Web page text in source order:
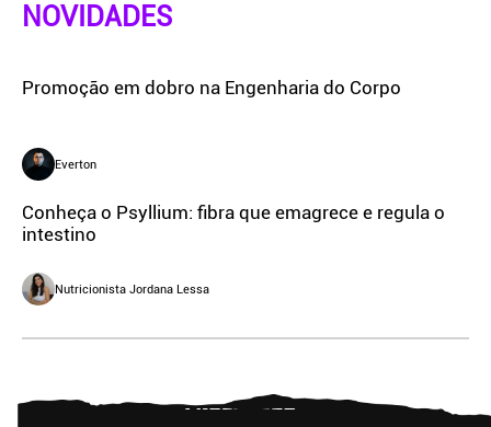
NOVIDADES
Promoção em dobro na Engenharia do Corpo
Everton
Conheça o Psyllium: fibra que emagrece e regula o
intestino
Nutricionista Jordana Lessa